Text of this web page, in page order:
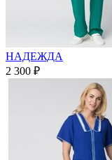
НАДЕЖДА
2 300 ₽